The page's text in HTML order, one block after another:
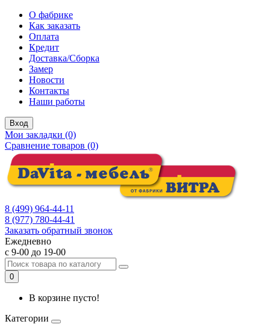
О фабрике
Как заказать
Оплата
Кредит
Доставка/Сборка
Замер
Новости
Контакты
Наши работы
Вход
Мои закладки (0)
Сравнение товаров (0)
8 (499) 964-44-11
8 (977) 780-44-41
Заказать обратный звонок
Ежедневно
с 9-00 до 19-00
0
В корзине пусто!
Категории